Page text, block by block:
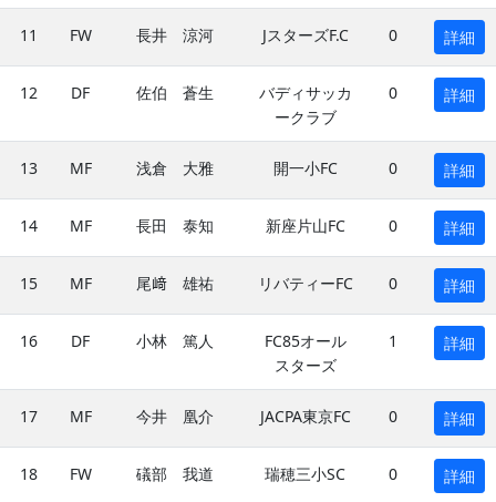
11 FW 長井 涼河 JスターズF.C 0 詳細
12 DF 佐伯 蒼生
バディサッカ
ークラブ
0 詳細
13 MF 浅倉 大雅 開一小FC 0 詳細
14 MF 長田 泰知 新座片山FC 0 詳細
15 MF 尾﨑 雄祐 リバティーFC 0 詳細
16 DF 小林 篤人
FC85オール
スターズ
1 詳細
17 MF 今井 凰介 JACPA東京FC 0 詳細
18 FW 礒部 我道 瑞穂三小SC 0 詳細